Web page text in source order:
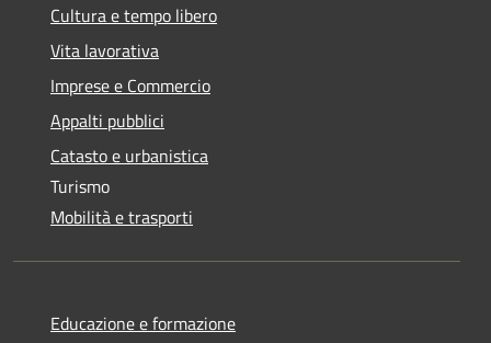
Cultura e tempo libero
Vita lavorativa
Imprese e Commercio
Appalti pubblici
Catasto e urbanistica
Turismo
Mobilità e trasporti
Educazione e formazione